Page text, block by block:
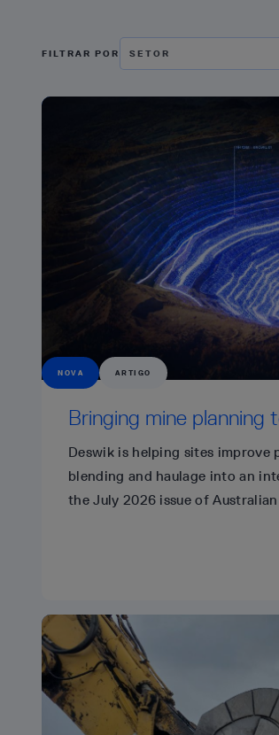
FILTRAR POR SETOR
NOVA ARTIGO
Bringing mine planning
Deswik is helping sites
blending and haulage into an
the July 2026 issue of